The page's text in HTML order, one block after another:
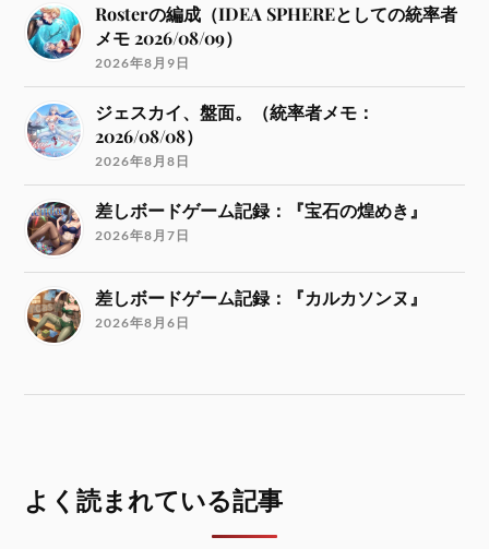
Rosterの編成（IDEA SPHEREとしての統率者
メモ 2026/08/09）
2026年8月9日
ジェスカイ、盤面。（統率者メモ：
2026/08/08）
2026年8月8日
差しボードゲーム記録：『宝石の煌めき』
2026年8月7日
差しボードゲーム記録：『カルカソンヌ』
2026年8月6日
よく読まれている記事